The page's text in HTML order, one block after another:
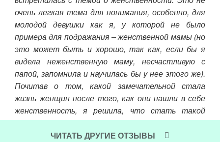
очень легкая тема для понимания, особенно, для
молодой девушки как я, у которой не было
примера для подражания – женственной мамы (но
это может быть и хорошо, так как, если бы я
видела неженственную маму, несчастливую с
папой, запомнила и научилась бы у нее этого же).
Почитав о том, какой замечательной стала
жизнь женщин после того, как они нашли в себе
женственность, я решила, что стать такой
хорошо, и стала. Я говорила немного нежнее,
двигалась медленнее, мягко улыбалась, но все
ЧИТАТЬ ДРУГИЕ ОТЗЫВЫ